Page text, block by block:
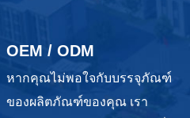
OEM / ODM
หากคุณไม่พอใจกับบรรจุภัณฑ์
ของผลิตภัณฑ์ของคุณ เรา